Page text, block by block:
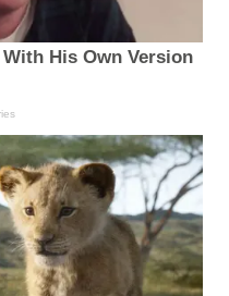
His Own Version